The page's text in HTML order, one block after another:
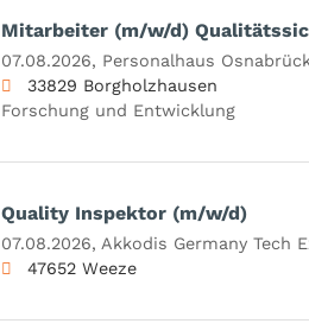
Mitarbeiter (m/w/d)
07.08.2026, Personalhaus Osnabrück
33829 Borgholzhausen
Forschung und Entwicklung
Quality Inspektor (m/w/d)
07.08.2026, Akkodis Germany Tech
47652 Weeze